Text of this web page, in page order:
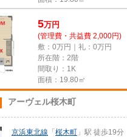
5万円
(管理費・共益費 2,000円)
敷：0万円｜礼：0万円
所在階：2階
間取り：1K
面積：19.80㎡
アーヴェル桜木町
京浜東北線 「 桜木町 」駅 徒歩19分